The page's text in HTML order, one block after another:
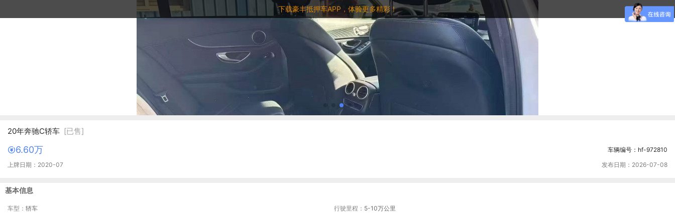
下载豪丰抵押车APP，体验更多精彩！
20年奔驰C轿车 [已售]
6.60万
车辆编号：hf-972810
上牌日期：2020-07
发布日期：2026-07-08
基本信息
车型： 轿车 行驶里程： 5-10万公里